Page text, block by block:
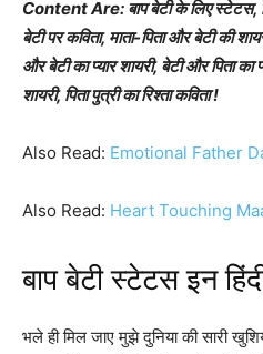
Content Are: बाप बेटी के लिए स्टेटस,
बेटी पर कविता, माता-पिता और बेटी की
और बेटी का प्यार शायरी, बेटी और पिता का
शायरी, पिता पुत्री का रिश्ता कविता !
Also Read: Emotional Father
Also Read: Heart Touching
बाप बेटी स्टेटस इन
भले ही मिल जाए मुझे दुनिया की सारी